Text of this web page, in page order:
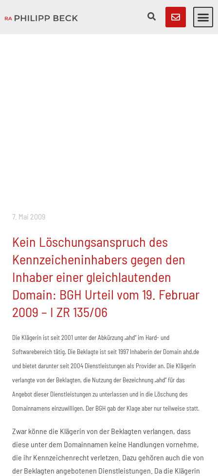
7. Mai 2009
Kein Löschungsanspruch des
Kennzeicheninhabers gegen den
Inhaber einer gleichlautenden
Domain: BGH Urteil vom 19. Februar
2009 – I ZR 135/06
Die Klägerin ist seit 2001 unter der Abkürzung „ahd“ im Hard- und
Softwarebereich tätig. Die Beklagte ist seit 1997 Inhaberin der Domain ahd.de
und bietet darunter seit 2004 Dienstleistungen als Provider an. Die Klägerin
verlangte von der Beklagten, die Nutzung der Bezeichnung „ahd“ für das
Angebot dieser Dienstleistungen zu unterlassen und in die Löschung des
Domainnamens einzuwilligen. Der BGH gab der Klage aber nur teilweise statt.
Zwar könne die Klägerin von der Beklagten verlangen, dass
diese unter dem Domainnamen keine Handlungen vornehme,
die ihr Kennzeichenrecht verletzen. Dazu gehören auch die von
der Beklagten angebotenen Dienstleistungen. Da die Klägerin